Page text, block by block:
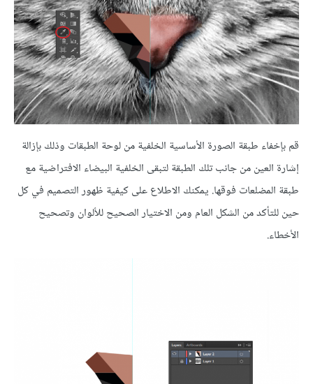
قم بإخفاء طبقة الصورة الأساسية الخلفية من لوحة الطبقات وذلك بإزالة
إشارة العين من جانب تلك الطبقة لتبقى الخلفية البيضاء الافتراضية مع
طبقة المضلعات فوقها. يمكنك الاطلاع على كيفية ظهور التصميم في كل
حين للتأكد من الشكل العام ومن الاختيار الصحيح للألوان وتصحيح
الأخطاء.